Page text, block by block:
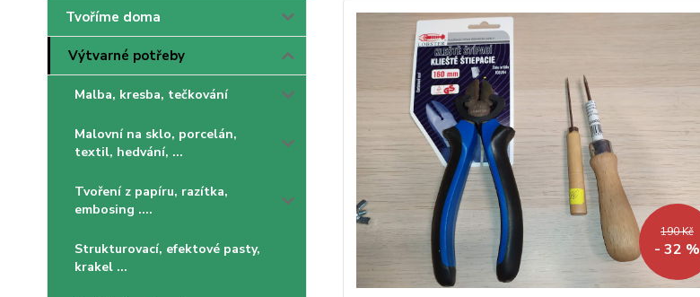
Tvoříme doma
Výtvarné potřeby
Malba, kresba, tečkování
Malovní na sklo, porcelán,
textil, hedvání, ...
Tvoření z papíru, razítka,
embosing ....
Strukturovací, efektové pasty,
krakel ...
190 Kč
- 32 %